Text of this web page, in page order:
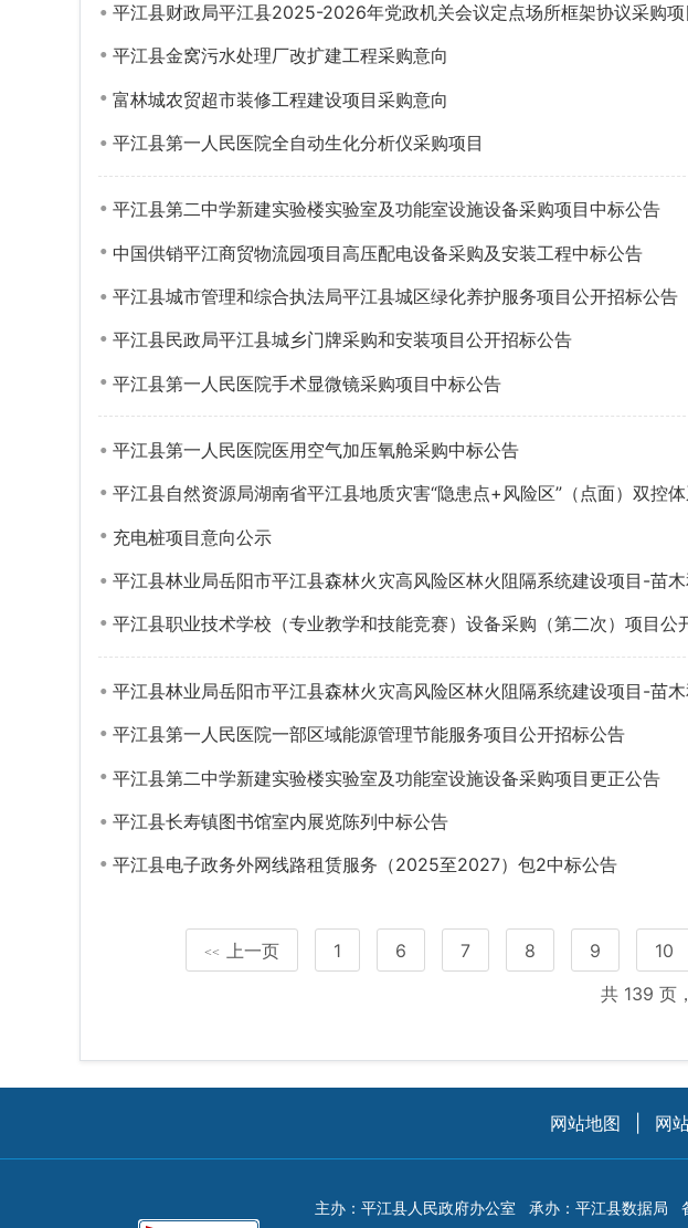
平江县财政局平江县2025-2026年党政机关会议定点场所框架协议采购
平江县金窝污水处理厂改扩建工程采购意向
富林城农贸超市装修工程建设项目采购意向
平江县第一人民医院全自动生化分析仪采购项目
平江县第二中学新建实验楼实验室及功能室设施设备采购项目中标公告
中国供销平江商贸物流园项目高压配电设备采购及安装工程中标公告
平江县城市管理和综合执法局平江县城区绿化养护服务项目公开招标公告
平江县民政局平江县城乡门牌采购和安装项目公开招标公告
平江县第一人民医院手术显微镜采购项目中标公告
平江县第一人民医院医用空气加压氧舱采购中标公告
平江县自然资源局湖南省平江县地质灾害“隐患点+风险区”（点面）双控
充电桩项目意向公示
平江县林业局岳阳市平江县森林火灾高风险区林火阻隔系统建设项目-苗
平江县职业技术学校（专业教学和技能竞赛）设备采购（第二次）项目公
平江县林业局岳阳市平江县森林火灾高风险区林火阻隔系统建设项目-苗
平江县第一人民医院一部区域能源管理节能服务项目公开招标公告
平江县第二中学新建实验楼实验室及功能室设施设备采购项目更正公告
平江县长寿镇图书馆室内展览陈列中标公告
平江县电子政务外网线路租赁服务（2025至2027）包2中标公告
<< 上一页 1 6 7 8 9 10
共 139 页
网站地图 网
主办：平江县人民政府办公室 承办：平江县数据局